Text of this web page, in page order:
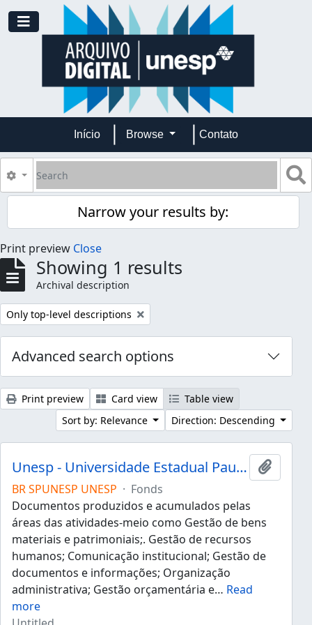
Skip to main content
Toggle navigation
Início Browse Contato
Search
Search options
Narrow your results by:
Print preview Close
Showing 1 results
Archival description
Remove filter:
Only top-level descriptions
Advanced search options
Print preview Card view
Table view
Sort by: Relevance
Direction: Descending
Unesp - Universidade Estadual Paulista "Júlio de Mesquita Filho"
Add to
BR SPUNESP UNESP · Fonds
Documentos produzidos e acumulados pelas
áreas das atividades-meio como Gestão de bens
materiais e patrimoniais;. Gestão de recursos
humanos; Comunicação institucional; Gestão de
documentos e informações; Organização
administrativa; Gestão orçamentária e… Read
more